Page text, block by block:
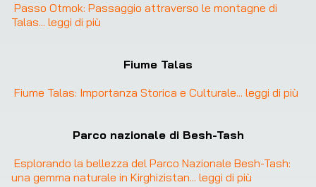
Passo Otmok: Passaggio attraverso le montagne di
Talas... leggi di più
Fiume Talas
Fiume Talas: Importanza Storica e Culturale... leggi di più
Parco nazionale di Besh-Tash
Esplorando la bellezza del Parco Nazionale Besh-Tash:
una gemma naturale in Kirghizistan... leggi di più